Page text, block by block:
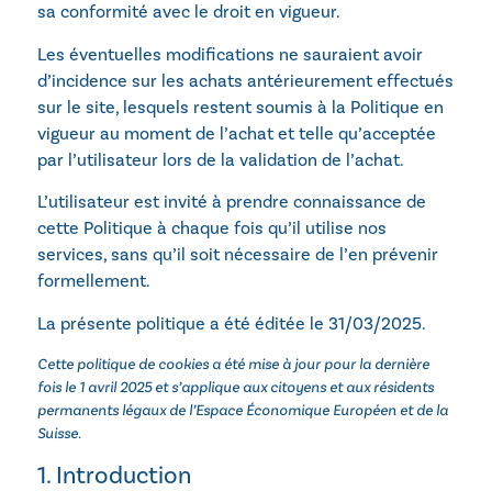
sa conformité avec le droit en vigueur.
Les éventuelles modifications ne sauraient avoir
d’incidence sur les achats antérieurement effectués
sur le site, lesquels restent soumis à la Politique en
vigueur au moment de l’achat et telle qu’acceptée
par l’utilisateur lors de la validation de l’achat.
L’utilisateur est invité à prendre connaissance de
cette Politique à chaque fois qu’il utilise nos
services, sans qu’il soit nécessaire de l’en prévenir
formellement.
La présente politique a été éditée le 31/03/2025.
Cette politique de cookies a été mise à jour pour la dernière
fois le 1 avril 2025 et s’applique aux citoyens et aux résidents
permanents légaux de l’Espace Économique Européen et de la
Suisse.
1. Introduction